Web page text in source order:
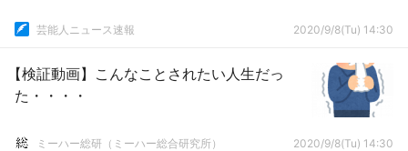
芸能人ニュース速報 2020/9/8(Tu) 14:30
【検証動画】こんなことされたい人生だっ
た・・・・
ミーハー総研（ミーハー総合研究所） 2020/9/8(Tu) 14:30